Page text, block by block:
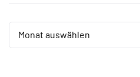
Archiv
Monat auswählen
Archiv